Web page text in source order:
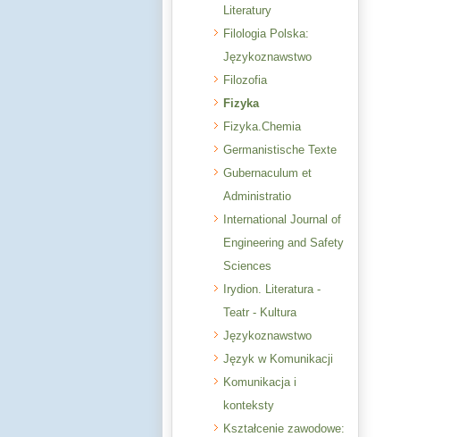
Literatury
Filologia Polska:
Językoznawstwo
Filozofia
Fizyka
Fizyka.Chemia
Germanistische Texte
Gubernaculum et
Administratio
International Journal of
Engineering and Safety
Sciences
Irydion. Literatura -
Teatr - Kultura
Językoznawstwo
Język w Komunikacji
Komunikacja i
konteksty
Kształcenie zawodowe: